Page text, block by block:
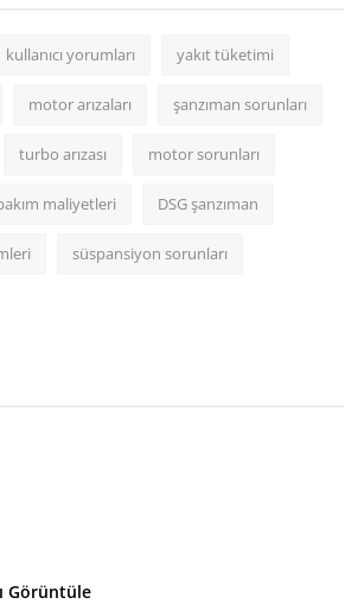
kullanıcı yorumları yakıt tüketimi
motor arızaları şanzıman sorunları
turbo arızası motor sorunları
maliyetleri DSG şanzıman
süspansiyon sorunları
Görüntüle